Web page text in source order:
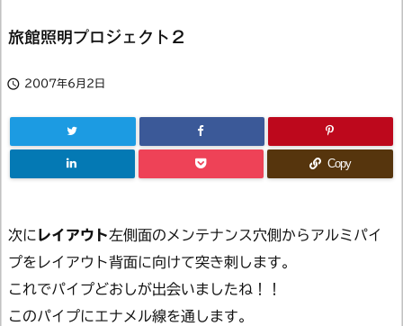
旅館照明プロジェクト２
 2007年6月2日
Copy
次に レイアウト左側面のメンテナンス穴側からアルミパイ
プをレイアウト背面に向けて突き刺します。
これでパイプどおしが出会いましたね！！
このパイプにエナメル線を通します。